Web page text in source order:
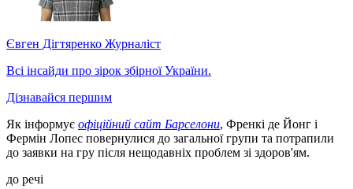
Євген Дігтяренко Журналіст
Всі інсайди про зірок збірної України.
Дізнавайся першим
Як інформує офіційний сайт Барселони, Френкі де Йонг і
Фермін Лопес повернулися до загальної групи та потрапили
до заявки на гру після нещодавніх проблем зі здоров'ям.
до речі